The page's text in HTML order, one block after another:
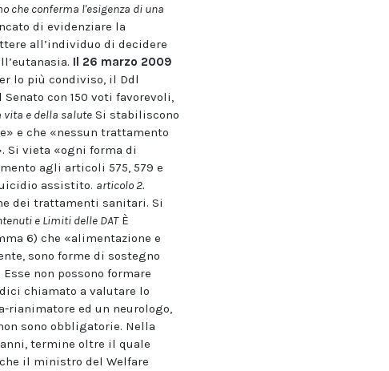
che conferma l'esigenza di una
di evidenziare la
all’individuo di decidere
Il 26 marzo 2009
lo più condiviso, il Ddl
con 150 voti favorevoli,
vita e della saluteSi stabiliscono
e che «nessun trattamento
Si vieta «ogni forma di
agli articoli 575, 579 e
assistito. articolo 2.
dei trattamenti sanitari. Si
e Limiti delle DATÈ
6) che «alimentazione e
sono forme di sostegno
non possono formare
chiamato a valutare lo
rianimatore ed un neurologo,
sono obbligatorie. Nella
termine oltre il quale
il ministro del Welfare